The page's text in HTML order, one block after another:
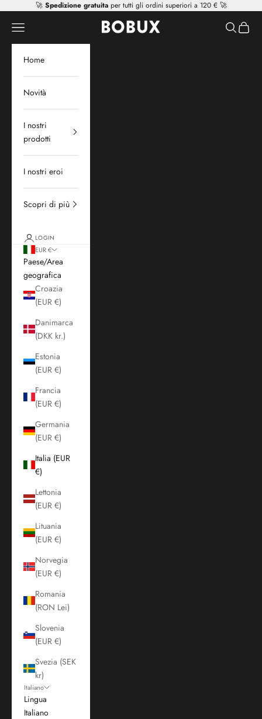
Vai al contenuto
🚀 Spedizione gratuitaper tutti gli ordini superiori a 120 € 🚀
Mr Tiggle - Distributor
Apri il menu di navigazione Mostra il
Home
Novità
I nostri
prodotti
I nostri eroi
Scopri di più
LOGIN
EUR €
Paese/Area
geografica
Croazia
(EUR €)
Danimarca
(DKK kr.)
Estonia
(EUR €)
Francia
(EUR €)
Germania
(EUR €)
Italia (EUR
€)
Lettonia
(EUR €)
Lituania
(EUR €)
Norvegia
(EUR €)
Romania
(RON Lei)
Slovenia
(EUR €)
Svezia (SEK
kr)
Italiano
Lingua
Italiano